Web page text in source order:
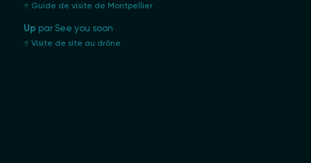
Guide de visite de Montpellier
Up par See you soon
Visite de site au drône